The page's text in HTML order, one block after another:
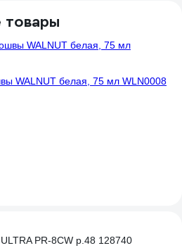
WALNUT белая, 75 мл WLN0008
PR-8CW р.48 128740